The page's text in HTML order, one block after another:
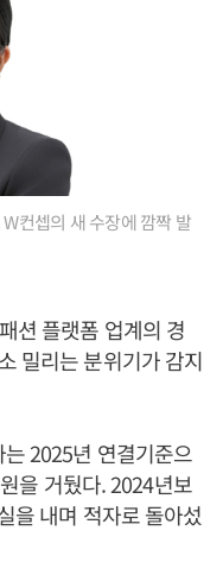
컨셉의 새 수장에 깜짝 발
션 플랫폼 업계의 경
밀리는 분위기가 감지
2025년 연결기준으
을 거뒀다. 2024년보
을 내며 적자로 돌아섰